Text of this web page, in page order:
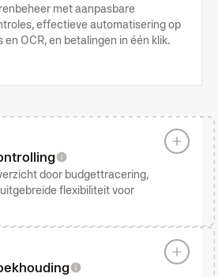
met aanpasbare
effectieve automatisering op
OCR, en betalingen in één klik.
door budgettracering,
flexibiliteit voor